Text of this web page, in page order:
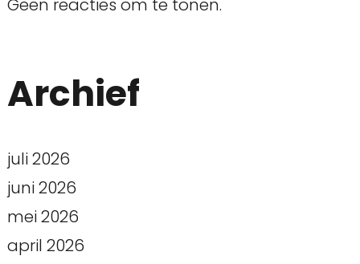
Geen reacties om te tonen.
Archief
juli 2026
juni 2026
mei 2026
april 2026